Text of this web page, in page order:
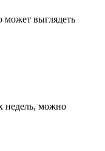
может выглядеть
недель, можно